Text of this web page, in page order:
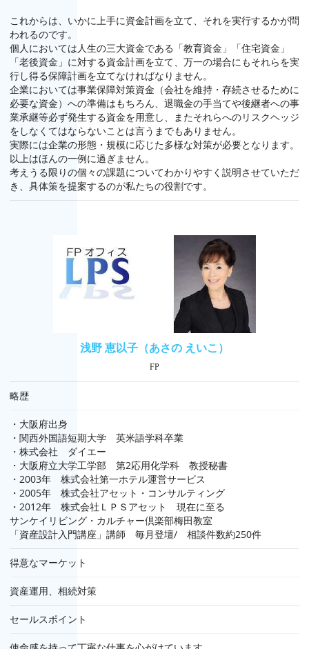
これからは、いかに上手に資金計画を立て、それを実行するかが問
われるのです。
個人においては人生の三大資金である「教育資金」「住宅資金」
「老後資金」に対する資金計画を立て、万一の場合にもそれらを実
行し得る保障計画を立てなければなりません。
企業においては事業保障対策資金（会社を維持・存続させるために
必要な資金）への準備はもちろん、退職金の手当てや後継者への事
業承継等必ず発生する資金を用意し、またそれらへのリスクヘッジ
をしなくてはならないことは言うまでもありません。
実際には企業の形態・規模に応じた多様な対策が必要となります。
以上はほんの一例に過ぎません。
考えうる限りの個々の課題についてわかりやすく説明させていただ
き、具体策を提案するのが私たちの役割です。
浅野 恵以子（あさの えいこ）
FP
略歴
・大阪府出身
・関西外国語短期大学 英米語学科卒業
・株式会社 ダイエー
・大阪府立大学工学部 第2応用化学科 教授秘書
・2003年 株式会社第一ホテル運営サービス
・2005年 株式会社アセット・コンサルティング
・2012年 株式会社ＬＰＳアセット 現在に至る
サンケイリビング・カルチャー倶楽部梅田教室
「資産設計入門講座」講師 毎月登壇/ 相談件数約250件
得意なマーケット
資産運用、相続対策
セールスポイント